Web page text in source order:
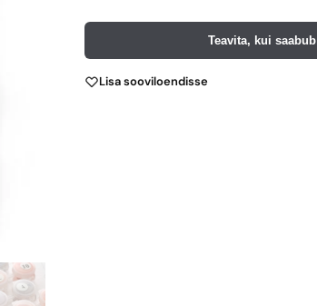
Teavita, kui saabub
Lisa sooviloendisse